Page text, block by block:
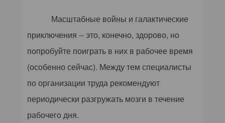
Масштабные войны и галактические
приключения -- это, конечно, здорово, но
попробуйте поиграть в них в рабочее время
(особенно сейчас). Между тем специалисты
по организации труда рекомендуют
периодически разгружать мозги в течение
рабочего дня.